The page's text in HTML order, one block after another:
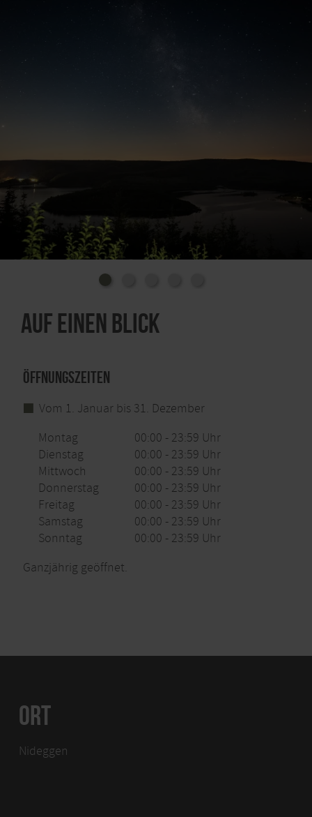
Sie erreichen Schmidt aus Düren über die L 249 bis
Heimbach über die L 218, aus dem Raum Köln-Bonn
über die B 265 und L 11 bis Nideggen, dort auf die L
Der Parkplatz liegt in unmittelbarer Nähe zum "Eifel-
Ostrand des Ortes.
GPS-Koordinaten (WGS 84): N 50° 39.185' E 006°
25.350'
Auf einen Blick
Öffnungszeiten
Vom 1. Januar bis 31. Dezember
Montag
00:00 - 23:59 Uhr
Dienstag
00:00 - 23:59 Uhr
Mittwoch
00:00 - 23:59 Uhr
Donnerstag
00:00 - 23:59 Uhr
Freitag
00:00 - 23:59 Uhr
Samstag
00:00 - 23:59 Uhr
Sonntag
00:00 - 23:59 Uhr
Ganzjährig geöffnet.
ORT
Nideggen